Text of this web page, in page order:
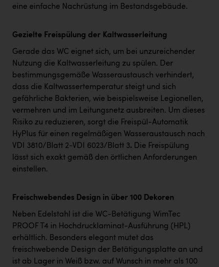
eine einfache Nachrüstung im Bestandsgebäude.
Gezielte Freispülung der Kaltwasserleitung
Gerade das WC eignet sich, um bei unzureichender
Nutzung die Kaltwasserleitung zu spülen. Der
bestimmungsgemäße Wasseraustausch verhindert,
dass die Kaltwassertemperatur steigt und sich
gefährliche Bakterien, wie beispielsweise Legionellen,
vermehren und im Leitungsnetz ausbreiten. Um dieses
Risiko zu reduzieren, sorgt die Freispül-Automatik
HyPlus für einen regelmäßigen Wasseraustausch nach
VDI 3810/Blatt 2-VDI 6023/Blatt 3. Die Freispülung
lässt sich exakt gemäß den örtlichen Anforderungen
einstellen.
Freischwebendes Design in über 100 Dekoren
Neben Edelstahl ist die WC-Betätigung WimTec
PROOF T4 in Hochdrucklaminat-Ausführung (HPL)
erhältlich. Besonders elegant mutet das
freischwebende Design der Betätigungsplatte an und
ist ab Lager in Weiß bzw. auf Wunsch in mehr als 100